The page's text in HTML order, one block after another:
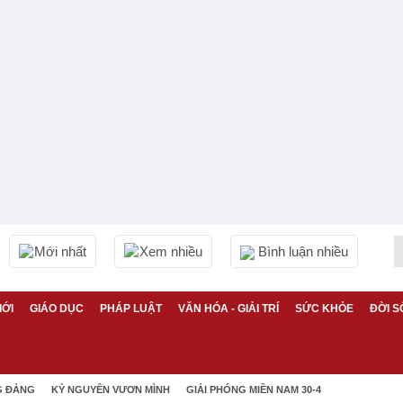
Mới nhất Xem nhiều Bình luận nhiều
GIÁO DỤC PHÁP LUẬT VĂN HÓA - GIẢI TRÍ SỨC KHỎE ĐỜI
ĐẢNG KỶ NGUYÊN VƯƠN MÌNH GIẢI PHÓNG MIỀN NAM 30-4